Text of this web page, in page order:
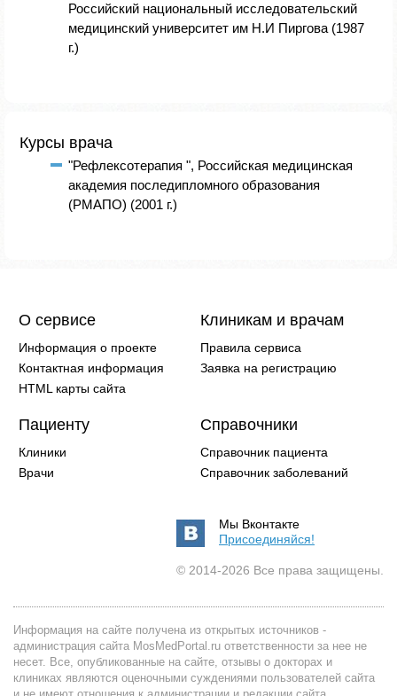
Российский национальный исследовательский
медицинский университет им Н.И Пиргова (1987
г.)
Курсы врача
"Рефлексотерапия ", Российская медицинская
академия последипломного образования
(РМАПО) (2001 г.)
О сервисе
Информация о проекте
Контактная информация
HTML карты сайта
Клиникам и врачам
Правила сервиса
Заявка на регистрацию
Пациенту
Клиники
Врачи
Справочники
Справочник пациента
Справочник заболеваний
Мы Вконтакте
Присоединяйся!
© 2014-2026 Все права защищены.
Информация на сайте получена из открытых источников -
администрация сайта MosMedPortal.ru ответственности за нее не
несет. Все, опубликованные на сайте, отзывы о докторах и
клиниках являются оценочными суждениями пользователей сайта